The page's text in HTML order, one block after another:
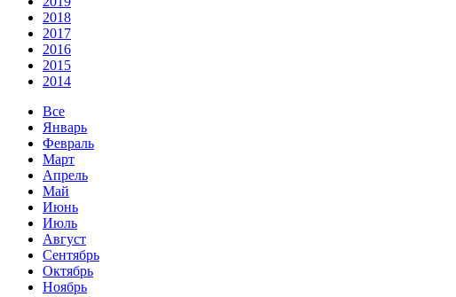
2018
2017
2016
2015
2014
Все
Январь
Февраль
Март
Апрель
Май
Июнь
Июль
Август
Сентябрь
Октябрь
Ноябрь